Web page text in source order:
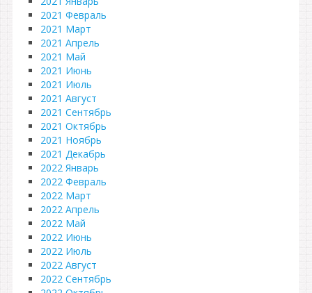
2021 Февраль
2021 Март
2021 Апрель
2021 Май
2021 Июнь
2021 Июль
2021 Август
2021 Сентябрь
2021 Октябрь
2021 Ноябрь
2021 Декабрь
2022 Январь
2022 Февраль
2022 Март
2022 Апрель
2022 Май
2022 Июнь
2022 Июль
2022 Август
2022 Сентябрь